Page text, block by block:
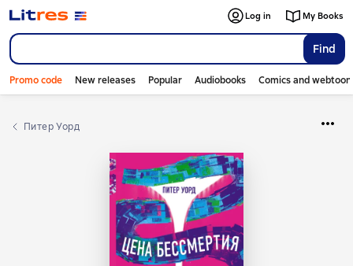
Find
Log in My Books
Promo code New releases Popular Audiobooks Comics and
Питер Уорд